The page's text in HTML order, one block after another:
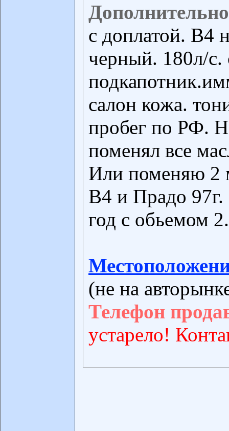
с доплатой. B4
черный. 180л/с.
салон кожа.
пробег по РФ.
поменял все
Или поменяю 2
B4 и Прадо
год с обьемом
(не на
Телефон
устарело!